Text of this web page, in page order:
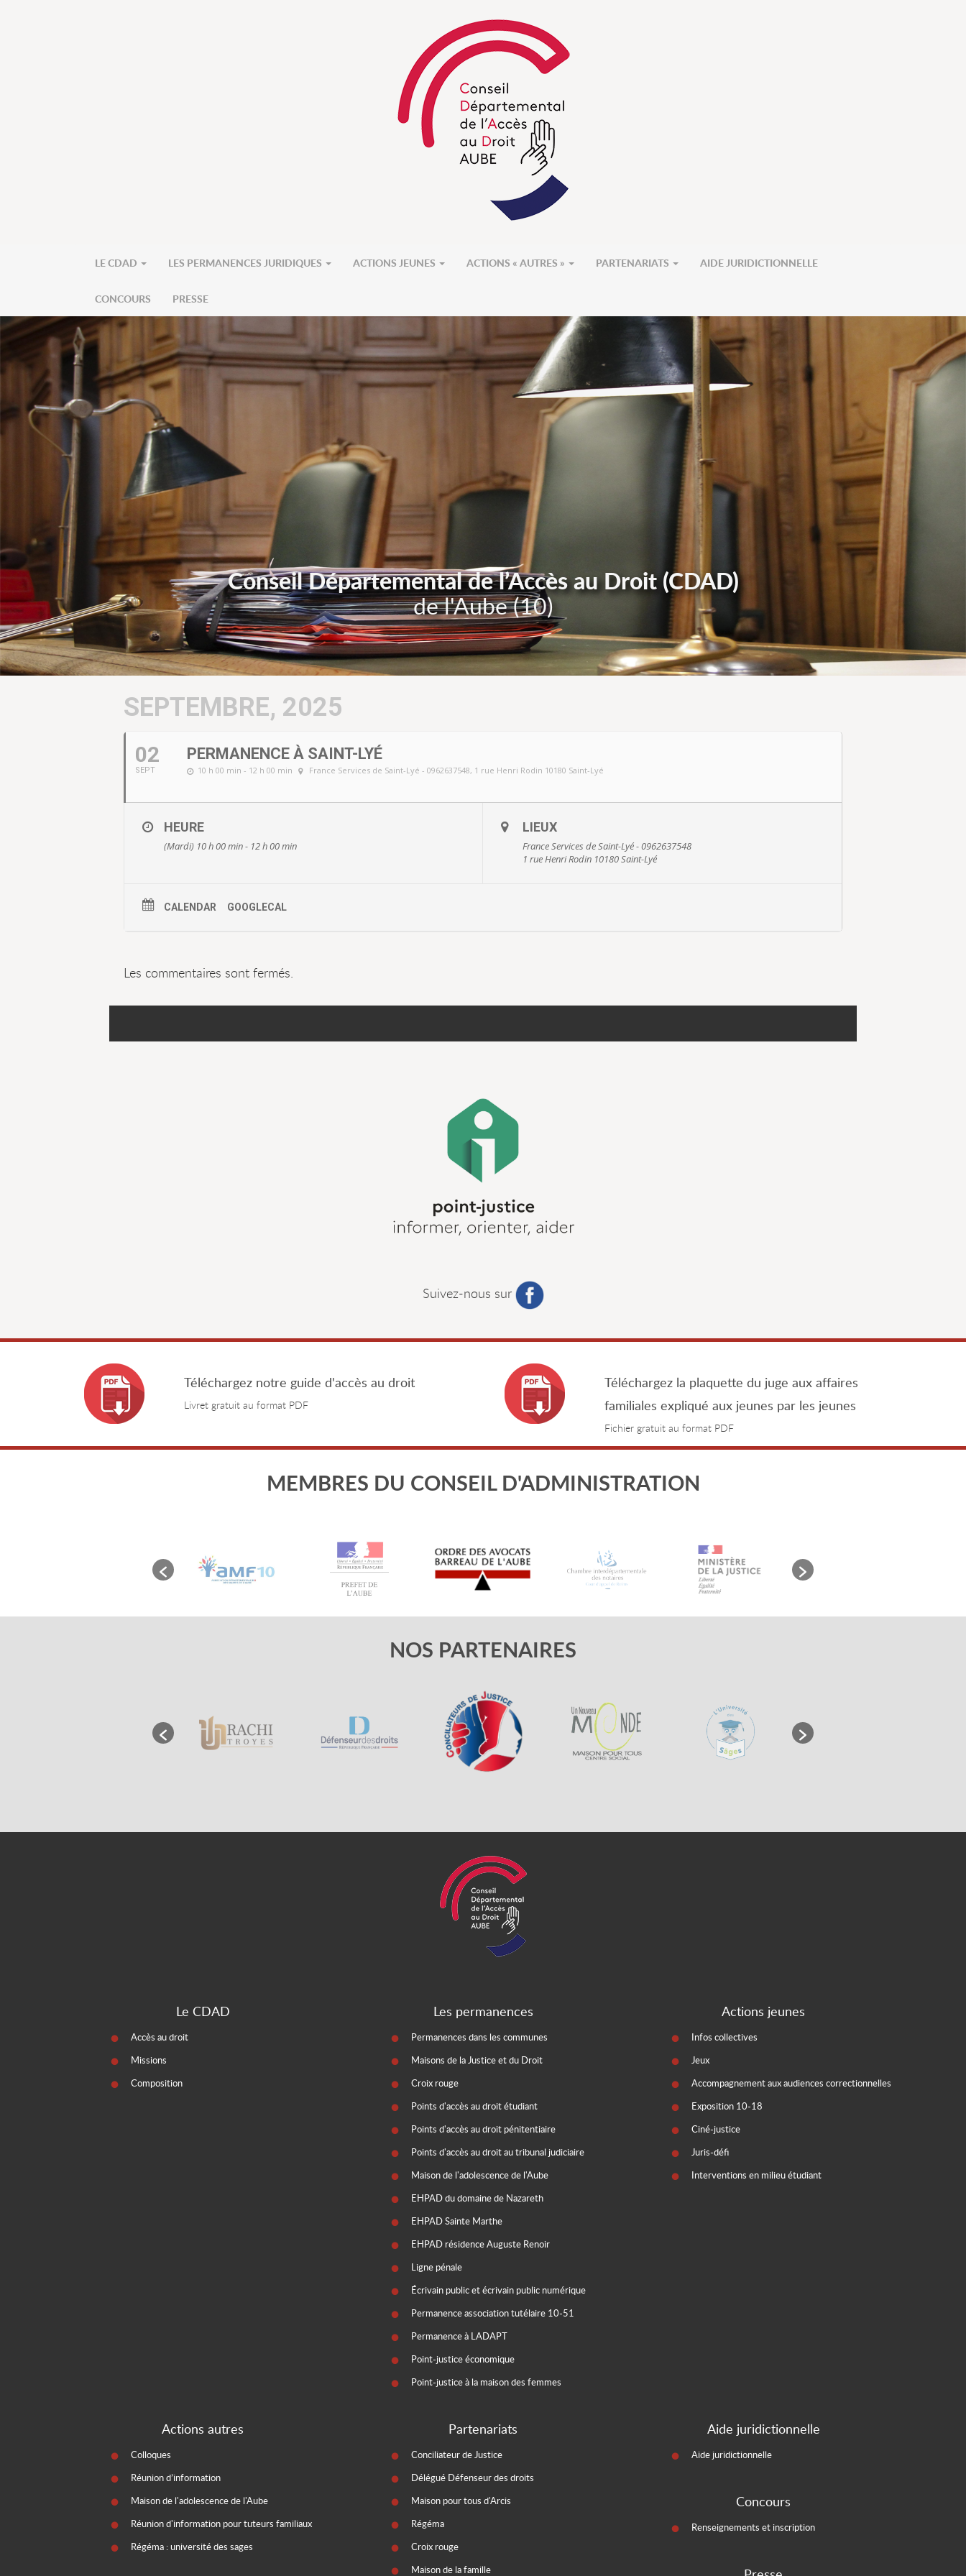
LE CDAD LES PERMANENCES JURIDIQUES ACTIONS JEUNES ACTIONS « AUTRES » PARTENARIATS AIDE JURIDICTIONNELLE
CONCOURS PRESSE
Conseil Départemental de l’Accès au Droit (CDAD)
de l'Aube (10)
SEPTEMBRE, 2025
02
SEPT
PERMANENCE À SAINT-LYÉ
10 h 00 min - 12 h 00 min France Services de Saint-Lyé - 0962637548, 1 rue Henri Rodin 10180 Saint-Lyé
HEURE
(Mardi) 10 h 00 min - 12 h 00 min
LIEUX
France Services de Saint-Lyé - 0962637548
1 rue Henri Rodin 10180 Saint-Lyé
CALENDAR GOOGLECAL
Les commentaires sont fermés.
Suivez-nous sur
Téléchargez notre guide d'accès au droit
Livret gratuit au format PDF
Téléchargez la plaquette du juge aux affaires
familiales expliqué aux jeunes par les jeunes
Fichier gratuit au format PDF
MEMBRES DU CONSEIL D'ADMINISTRATION
NOS PARTENAIRES
Le CDAD
Accès au droit
Missions
Composition
Les permanences
Permanences dans les communes
Maisons de la Justice et du Droit
Croix rouge
Points d'accès au droit étudiant
Points d'accès au droit pénitentiaire
Points d'accès au droit au tribunal judiciaire
Maison de l'adolescence de l'Aube
EHPAD du domaine de Nazareth
EHPAD Sainte Marthe
EHPAD résidence Auguste Renoir
Ligne pénale
Écrivain public et écrivain public numérique
Permanence association tutélaire 10-51
Permanence à LADAPT
Point-justice économique
Point-justice à la maison des femmes
Actions jeunes
Infos collectives
Jeux
Accompagnement aux audiences correctionnelles
Exposition 10-18
Ciné-justice
Juris-défi
Interventions en milieu étudiant
Actions autres
Colloques
Réunion d’information
Maison de l'adolescence de l'Aube
Réunion d'information pour tuteurs familiaux
Régéma : université des sages
Partenariats
Conciliateur de Justice
Délégué Défenseur des droits
Maison pour tous d'Arcis
Régéma
Croix rouge
Maison de la famille
Aide juridictionnelle
Aide juridictionnelle
Concours
Renseignements et inscription